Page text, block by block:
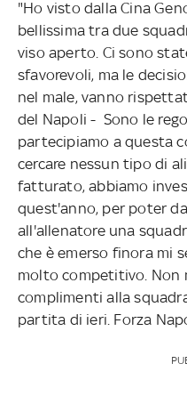
"Ho visto dalla Cina
bellissima tra due
viso aperto. Ci sono
sfavorevoli, ma le
nel male, vanno
del Napoli - Sono le
partecipiamo a questa
cercare nessun tipo di
fatturato, abbiamo
quest'anno, per poter
all'allenatore una
che è emerso finora mi
molto competitivo. Non
complimenti alla
partita di ieri. Forza